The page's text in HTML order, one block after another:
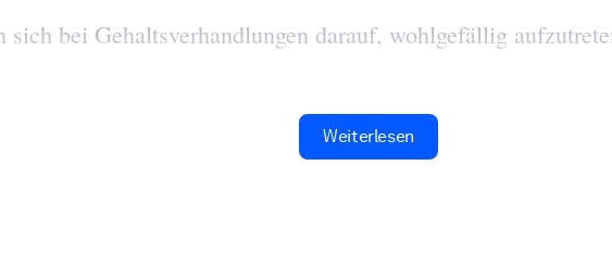
bei Gehaltsverhandlungen darauf, wohlgefällig
Weiterlesen